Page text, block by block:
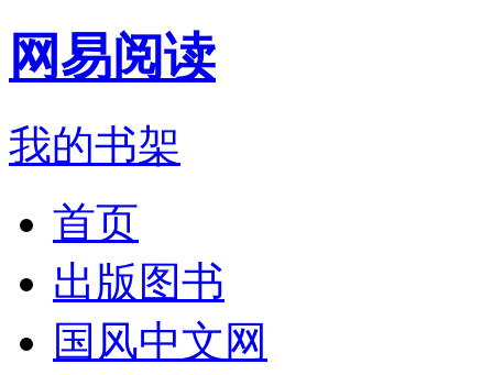
网易阅读
我的书架
首页
出版图书
国风中文网